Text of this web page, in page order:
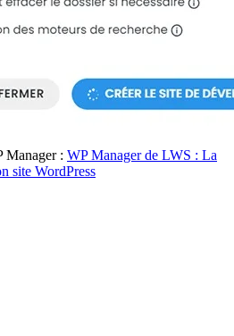
Manager : WP Manager de LWS : La
site WordPress